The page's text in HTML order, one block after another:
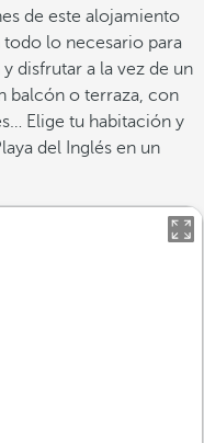
de este alojamiento
todo lo necesario para
disfrutar a la vez de un
balcón o terraza, con
Elige tu habitación y
del Inglés en un